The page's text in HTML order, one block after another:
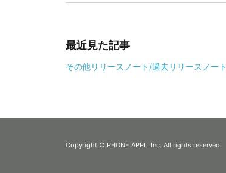
最近見た記事
その他リリースノート/過去リリースノート
Copyright © PHONE APPLI Inc. All rights reserved.